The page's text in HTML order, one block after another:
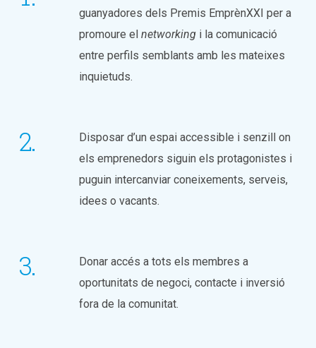
guanyadores dels Premis EmprènXXI per a
promoure el networking i la comunicació
entre perfils semblants amb les mateixes
inquietuds.
Disposar d’un espai accessible i senzill on
els emprenedors siguin els protagonistes i
puguin intercanviar coneixements, serveis,
idees o vacants.
Donar accés a tots els membres a
oportunitats de negoci, contacte i inversió
fora de la comunitat.